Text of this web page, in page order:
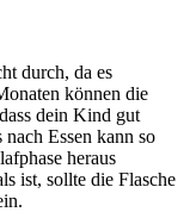
durch, da es
können die
dein Kind gut
Essen kann so
heraus
ist, sollte die Flasche